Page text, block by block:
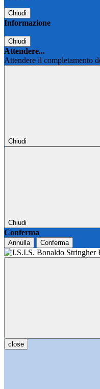
Chiudi
Informazione
Chiudi
Attendere...
Attendere il completamento
Chiudi
Chiudi
Conferma
Annulla Conferma
close